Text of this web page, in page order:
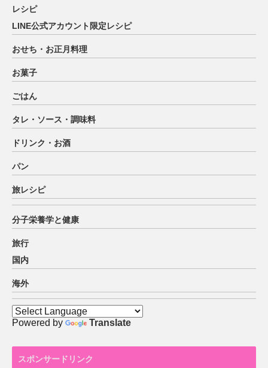
レシピ
LINE公式アカウント限定レシピ
おせち・お正月料理
お菓子
ごはん
タレ・ソース・調味料
ドリンク・お酒
パン
旅レシピ
分子栄養学と健康
旅行
国内
海外
Powered by Translate
スポンサードリンク